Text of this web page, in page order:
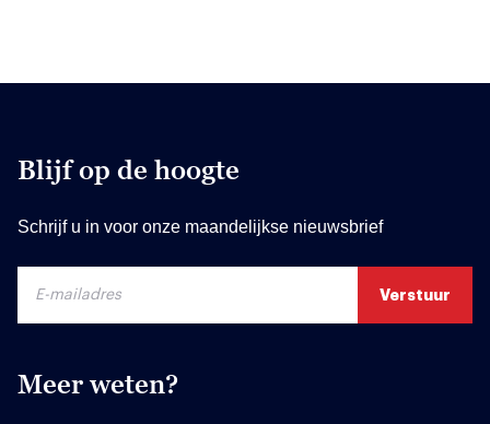
Blijf op de hoogte
Schrijf u in voor onze maandelijkse nieuwsbrief
Meer weten?